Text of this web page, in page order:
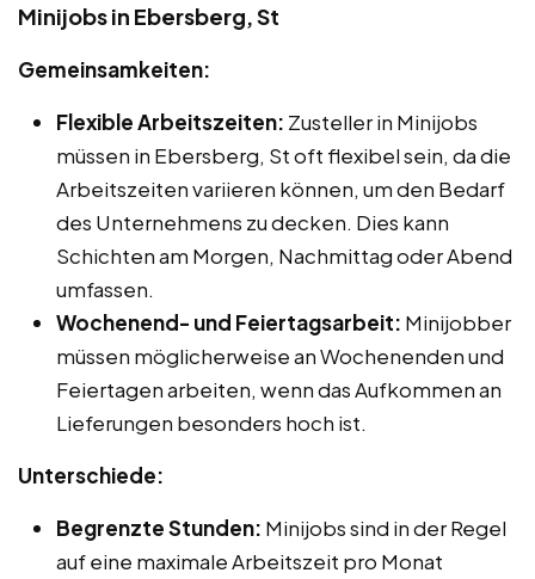
Minijobs in Ebersberg, St
Gemeinsamkeiten:
Flexible Arbeitszeiten: Zusteller in Minijobs
müssen in Ebersberg, St oft flexibel sein, da die
Arbeitszeiten variieren können, um den Bedarf
des Unternehmens zu decken. Dies kann
Schichten am Morgen, Nachmittag oder Abend
umfassen.
Wochenend- und Feiertagsarbeit: Minijobber
müssen möglicherweise an Wochenenden und
Feiertagen arbeiten, wenn das Aufkommen an
Lieferungen besonders hoch ist.
Unterschiede:
Begrenzte Stunden: Minijobs sind in der Regel
auf eine maximale Arbeitszeit pro Monat